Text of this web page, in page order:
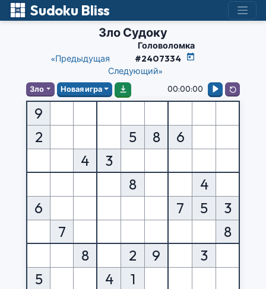
Sudoku Bliss
Зло Судоку
«Предыдущая
Головоломка
#2407334
Следующий»
Зло Новая игра 00:00:00
9
2
5 8
6
4
3
8
4
6
7 5
3
7
8
8
2 9
3
5
4
1